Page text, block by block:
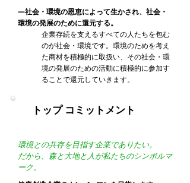
―社会・環境の恩恵によって生かされ、社会・
環境の発展のために還元する。
企業存続を支えるすべての人たちを包む
のが社会・環境です。環境のためを考え
た商材を積極的に取扱い、その社会・環
境の発展のための活動に積極的に参加す
ることで還元していきます。
トップ コミットメント
環境との共存を目指す企業でありたい。
だから、森と大地と人が私たちのシンボルマ
ーク。